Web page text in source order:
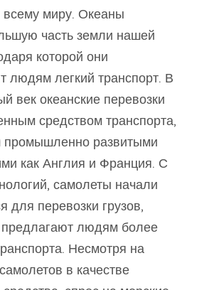
всему миру. Океаны
часть земли нашей
которой они
людям легкий транспорт. В
век океанские перевозки
средством транспорта,
промышленно развитыми
как Англия и Франция. С
самолеты начали
для перевозки грузов,
предлагают людям более
Несмотря на
в качестве